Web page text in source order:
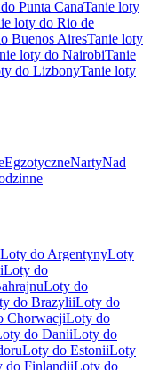
Punta CanaTanie loty
loty do Rio de
Buenos AiresTanie loty
loty do NairobiTanie
do LizbonyTanie loty
EgzotyczneNartyNad
Loty do ArgentynyLoty
Loty do
Loty do
do BrazyliiLoty do
ChorwacjiLoty do
do DaniiLoty do
Loty do EstoniiLoty
do FinlandiiLoty do